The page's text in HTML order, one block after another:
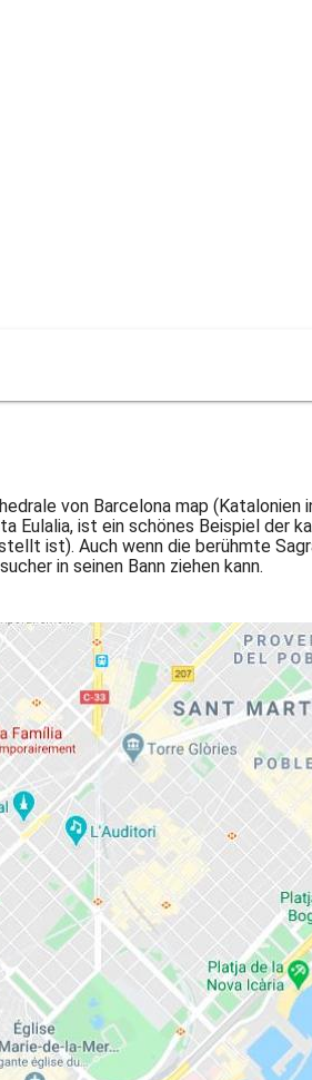
von Barcelona map (Katalonien
Eulalia, ist ein schönes Beispiel der
ist). Auch wenn die berühmte
in seinen Bann ziehen kann.